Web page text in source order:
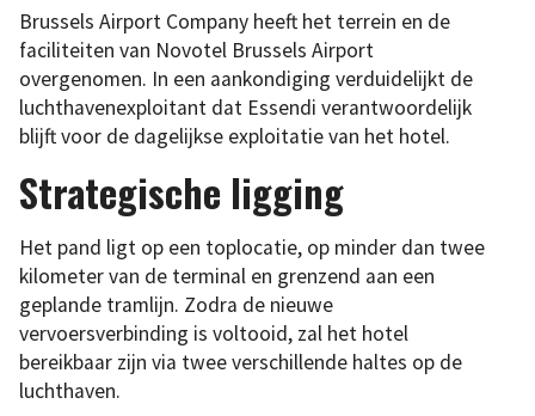
Brussels Airport Company heeft het terrein en de
faciliteiten van Novotel Brussels Airport
overgenomen. In een aankondiging verduidelijkt de
luchthavenexploitant dat Essendi verantwoordelijk
blijft voor de dagelijkse exploitatie van het hotel.
Strategische ligging
Het pand ligt op een toplocatie, op minder dan twee
kilometer van de terminal en grenzend aan een
geplande tramlijn. Zodra de nieuwe
vervoersverbinding is voltooid, zal het hotel
bereikbaar zijn via twee verschillende haltes op de
luchthaven.